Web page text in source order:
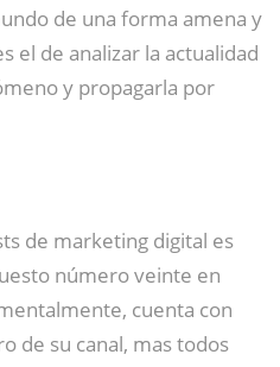
de una forma amena y
el de analizar la actualidad
y propagarla por
de marketing digital es
número veinte en
cuenta con
de su canal, mas todos